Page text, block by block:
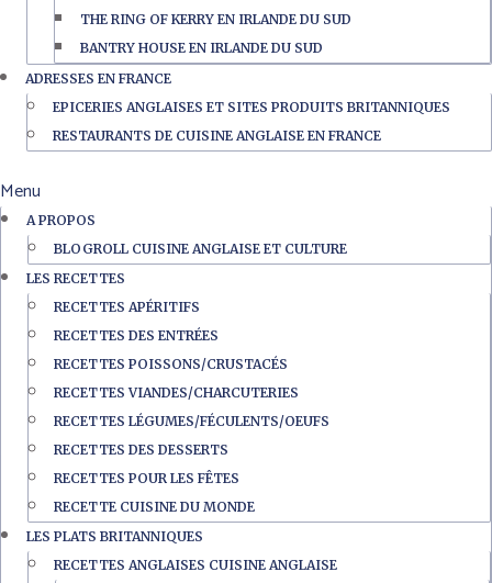
THE RING OF KERRY EN IRLANDE DU SUD
BANTRY HOUSE EN IRLANDE DU SUD
ADRESSES EN FRANCE
EPICERIES ANGLAISES ET SITES PRODUITS BRITANNIQUES
RESTAURANTS DE CUISINE ANGLAISE EN FRANCE
Menu
A PROPOS
BLOGROLL CUISINE ANGLAISE ET CULTURE
LES RECETTES
RECETTES APÉRITIFS
RECETTES DES ENTRÉES
RECETTES POISSONS/CRUSTACÉS
RECETTES VIANDES/CHARCUTERIES
RECETTES LÉGUMES/FÉCULENTS/OEUFS
RECETTES DES DESSERTS
RECETTES POUR LES FÊTES
RECETTE CUISINE DU MONDE
LES PLATS BRITANNIQUES
RECETTES ANGLAISES CUISINE ANGLAISE